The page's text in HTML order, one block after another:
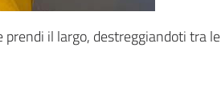
il largo, destreggiandoti tra le